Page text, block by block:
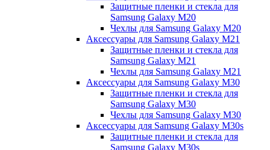
Защитные пленки и стекла для
Samsung Galaxy M20
Чехлы для Samsung Galaxy M20
Аксессуары для Samsung Galaxy M21
Защитные пленки и стекла для
Samsung Galaxy M21
Чехлы для Samsung Galaxy M21
Аксессуары для Samsung Galaxy M30
Защитные пленки и стекла для
Samsung Galaxy M30
Чехлы для Samsung Galaxy M30
Аксессуары для Samsung Galaxy M30s
Защитные пленки и стекла для
Samsung Galaxy M30s